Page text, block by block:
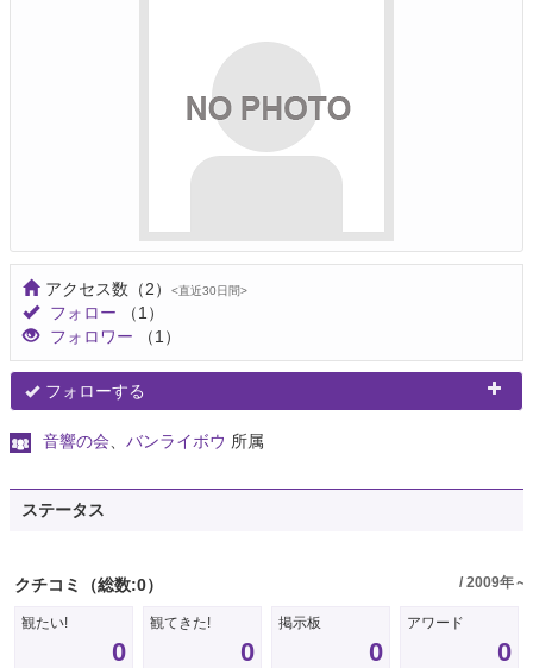
アクセス数 （2） <直近30日間>
フォロー
（1）
フォロワー
（1）
フォローする
音響の会 バンライボウ 所属
ステータス
クチコミ （総数:0） / 2009年～
観たい!
0
観てきた!
0
掲示板
0
アワード
0